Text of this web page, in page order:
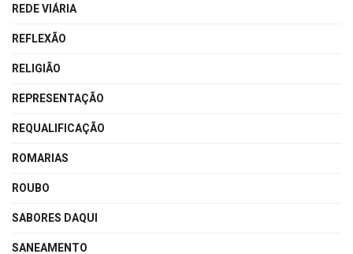
REDE VIÁRIA
REFLEXÃO
RELIGIÃO
REPRESENTAÇÃO
REQUALIFICAÇÃO
ROMARIAS
ROUBO
SABORES DAQUI
SANEAMENTO